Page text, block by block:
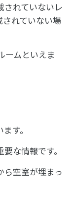
されていないレ
れていない場
ームといえま
す。
な情報です。
ら空室が埋まっ